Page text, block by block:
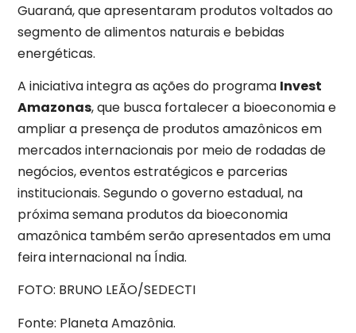
Guaraná, que apresentaram produtos voltados ao
segmento de alimentos naturais e bebidas
energéticas.
A iniciativa integra as ações do programa Invest
Amazonas, que busca fortalecer a bioeconomia e
ampliar a presença de produtos amazônicos em
mercados internacionais por meio de rodadas de
negócios, eventos estratégicos e parcerias
institucionais. Segundo o governo estadual, na
próxima semana produtos da bioeconomia
amazônica também serão apresentados em uma
feira internacional na Índia.
FOTO: BRUNO LEÃO/SEDECTI
Fonte: Planeta Amazônia.